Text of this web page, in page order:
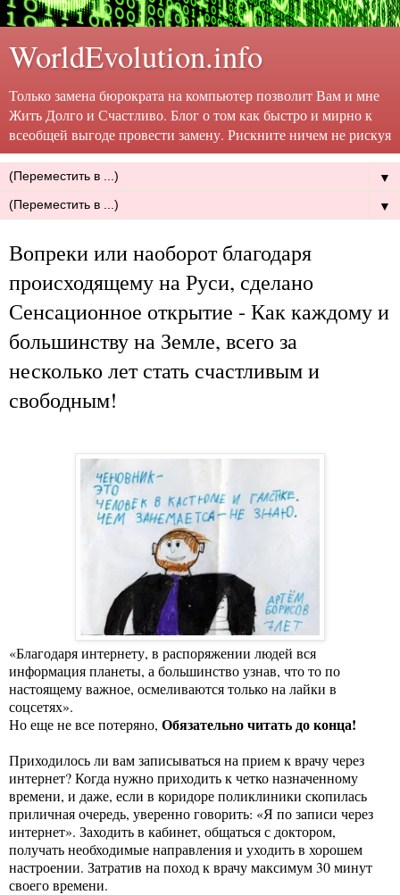
WorldEvolution.info
Только замена бюрократа на компьютер позволит Вам и мне
Жить Долго и Счастливо. Блог о том как быстро и мирно к
всеобщей выгоде провести замену. Рискните ничем не рискуя
▼
▼
Вопреки или наоборот благодаря
происходящему на Руси, сделано
Сенсационное открытие - Как каждому и
большинству на Земле, всего за
несколько лет стать счастливым и
свободным!
«Благодаря интернету, в распоряжении людей вся
информация планеты, а большинство узнав, что то по
настоящему важное, осмеливаются только на лайки в
соцсетях».
Но еще не все потеряно, Обязательно читать до конца!
Приходилось ли вам записываться на прием к врачу через
интернет? Когда нужно приходить к четко назначенному
времени, и даже, если в коридоре поликлиники скопилась
приличная очередь, уверенно говорить: «Я по записи через
интернет». Заходить в кабинет, общаться с доктором,
получать необходимые направления и уходить в хорошем
настроении. Затратив на поход к врачу максимум 30 минут
своего времени.